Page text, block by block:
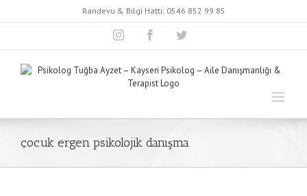
Randevu & Bilgi Hattı: 0546 852 99 85
InstagramFacebookTwitter
çocuk ergen psikolojik danışma